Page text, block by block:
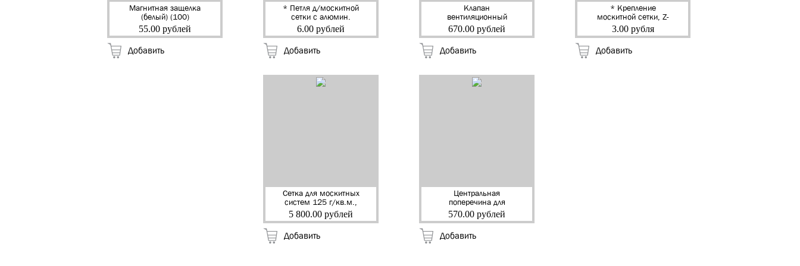
Магнитная защелка
(белый) (100)
55.00 рублей
Добавить
* Петля д/москитной
сетки с алюмин.
стержнем (белый)
(100)
6.00 рублей
Добавить
Клапан
вентиляционный
оконный приточный
DRF с фильтром
670.00 рублей
Добавить
* Крепление
москитной сетки, Z-
образное,верх-низ,
ABS (коричневый)
3.00 рубля
Добавить
Сетка для москитных
систем 125 г/кв.м.,
1,40х30 м. (серый)
5 800.00 рублей
Добавить
Центральная
поперечина для
москитной сетки без
паза 6 м. (белый) (20)
570.00 рублей
Добавить